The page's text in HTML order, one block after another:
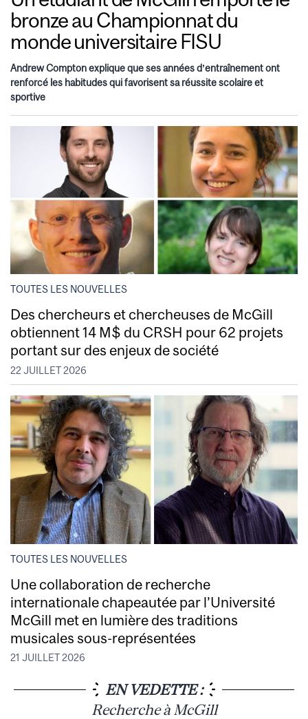
bronze au Championnat du
monde universitaire FISU
Andrew Compton explique que ses années d’entraînement ont
renforcé les habitudes qui favorisent sa réussite scolaire et
sportive
TOUTES LES NOUVELLES
Des chercheurs et chercheuses de McGill
obtiennent 14 M$ du CRSH pour 62 projets
portant sur des enjeux de société
22 JUILLET 2026
TOUTES LES NOUVELLES
Une collaboration de recherche
internationale chapeautée par l’Université
McGill met en lumière des traditions
musicales sous-représentées
21 JUILLET 2026
EN VEDETTE :
Recherche à McGill